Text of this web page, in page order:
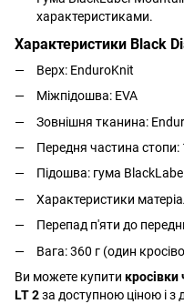
характеристиками.
Характеристики Black
Верх: EnduroKnit
Міжпідошва: EVA
Зовнішня тканина:
Передня частина
Підошва: гума
Характеристики
Перепад п'яти до
Вага: 360 г (один
Ви можете купити кросівки
LT 2за доступною ціною і з